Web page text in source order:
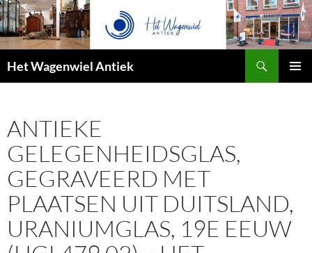
Het Wagenwiel Antiek
ANTIEKE
GELEGENHEIDSGLAS,
GEGRAVEERD MET
PLAATSEN UIT DUITSLAND,
URANIUMGLAS, 19E EEUW